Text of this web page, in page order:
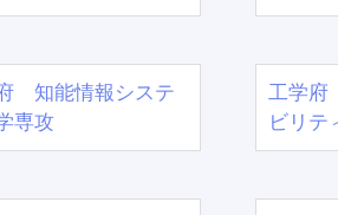
知能情報システ
専攻
工学府
ビリテ